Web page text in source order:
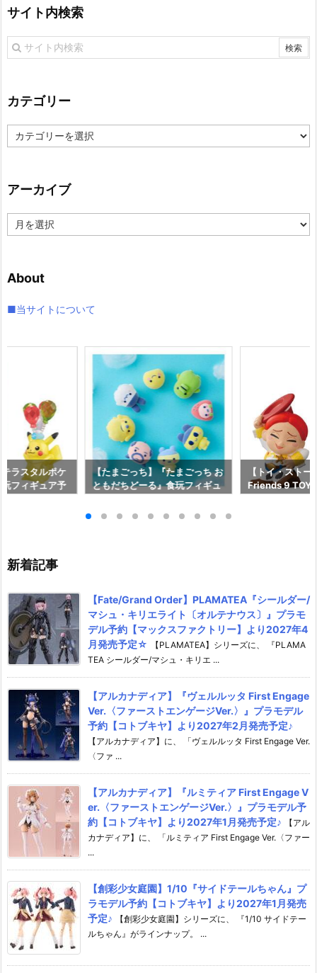
サイト内検索
カテゴリー
テ
ー
アーカイブ
ー
ブ
About
■当サイトについて
ラスタルポケ
フィギュア予
【たまごっち】『たまごっち お
ともだちどーる』食玩フィギュ
年8月3日発売♪
【トイ・スト
Friends 9 TOY
新着記事
【Fate/Grand Order】PLAMATEA『シールダー/
マシュ・キリエライト〔オルテナウス〕』プラモ
デル予約【マックスファクトリー】より2027年4
月発売予定☆
【PLAMATEA】シリーズに、 『PLAMA
TEA シールダー/マシュ・キリエ ...
【アルカナディア】『ヴェルルッタ First Engage
Ver.〈ファーストエンゲージVer.〉』プラモデル
予約【コトブキヤ】より2027年2月発売予定♪
【アルカナディア】に、 「ヴェルルッタ First Engage Ver.
〈ファ ...
【アルカナディア】『ルミティア First Engage V
er.〈ファーストエンゲージVer.〉』プラモデル予
約【コトブキヤ】より2027年1月発売予定♪
【アル
カナディア】に、 「ルミティア First Engage Ver.〈ファー
...
【創彩少女庭園】1/10『サイドテールちゃん』プ
ラモデル予約【コトブキヤ】より2027年1月発売
予定♪
【創彩少女庭園】シリーズに、 『1/10 サイドテー
ルちゃん』がラインナップ。 ...